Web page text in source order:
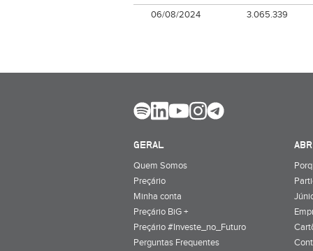
06/08/2024
3.065.339
GERAL
Quem Somos
Preçário
Minha conta
Preçário BiG +
Preçário #Investe_no_Futuro
Perguntas Frequentes